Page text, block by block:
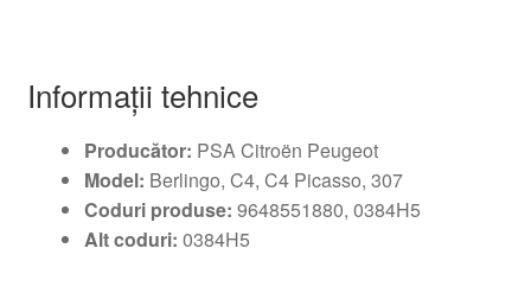
Informații tehnice
Producător: PSA Citroën Peugeot
Model: Berlingo, C4, C4 Picasso, 307
Coduri produse: 9648551880, 0384H5
Alt coduri: 0384H5